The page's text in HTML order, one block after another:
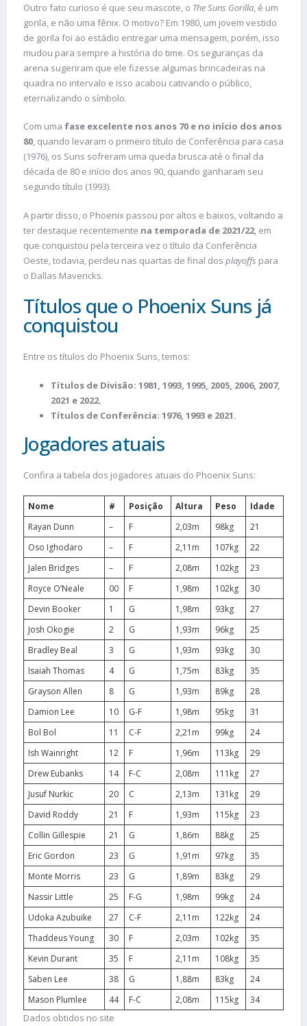
Outro fato curioso é que seu mascote, o The Suns Gorilla, é um
gorila, e não uma fênix. O motivo? Em 1980, um jovem vestido
de gorila foi ao estádio entregar uma mensagem, porém, isso
mudou para sempre a história do time. Os seguranças da
arena sugeriram que ele fizesse algumas brincadeiras na
quadra no intervalo e isso acabou cativando o público,
eternalizando o símbolo.
Com uma fase excelente nos anos 70 e no início dos anos
80, quando levaram o primeiro título de Conferência para casa
(1976), os Suns sofreram uma queda brusca até o final da
década de 80 e início dos anos 90, quando ganharam seu
segundo título (1993).
A partir disso, o Phoenix passou por altos e baixos, voltando a
ter destaque recentemente na temporada de 2021/22, em
que conquistou pela terceira vez o título da Conferência
Oeste, todavia, perdeu nas quartas de final dos playoffs para
o Dallas Mavericks.
Títulos que o Phoenix Suns já
conquistou
Entre os títulos do Phoenix Suns, temos:
Títulos de Divisão: 1981, 1993, 1995, 2005, 2006, 2007,
2021 e 2022.
Títulos de Conferência: 1976, 1993 e 2021.
Jogadores atuais
Confira a tabela dos jogadores atuais do Phoenix Suns:
Nome # Posição Altura Peso
Idade
Rayan Dunn
– F 2,03m 98kg
21
Oso Ighodaro
– F 2,11m 107kg
22
Jalen Bridges
– F 2,08m 102kg
23
Royce O’Neale
00 F 1,98m 102kg
30
Devin Booker
1 G 1,98m 93kg
27
Josh Okogie
2 G 1,93m 96kg
25
Bradley Beal
3 G 1,93m 93kg
30
Isaiah Thomas
4 G 1,75m 83kg
35
Grayson Allen
8 G 1,93m 89kg
28
Damion Lee
10 G-F 1,98m 95kg
31
Bol Bol
11 C-F 2,21m 99kg
24
Ish Wainright
12 F 1,96m 113kg
29
Drew Eubanks
14 F-C 2,08m 111kg
27
Jusuf Nurkic
20 C 2,13m 131kg
29
David Roddy
21 F 1,93m 115kg
23
Collin Gillespie
21 G 1,86m 88kg
25
Eric Gordon
23 G 1,91m 97kg
35
Monte Morris
23 G 1,89m 83kg
29
Nassir Little
25 F-G 1,98m 99kg
24
Udoka Azubuike
27 C-F 2,11m 122kg
24
Thaddeus Young
30 F 2,03m 102kg
35
Kevin Durant
35 F 2,11m 108kg
35
Saben Lee
38 G 1,88m 83kg
24
Mason Plumlee
44 F-C 2,08m 115kg 34
Dados obtidos no site